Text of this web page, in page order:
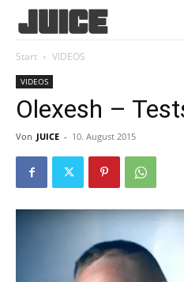
Start VIDEOS
VIDEOS
Olexesh –
Von JUICE - 10. August 2015